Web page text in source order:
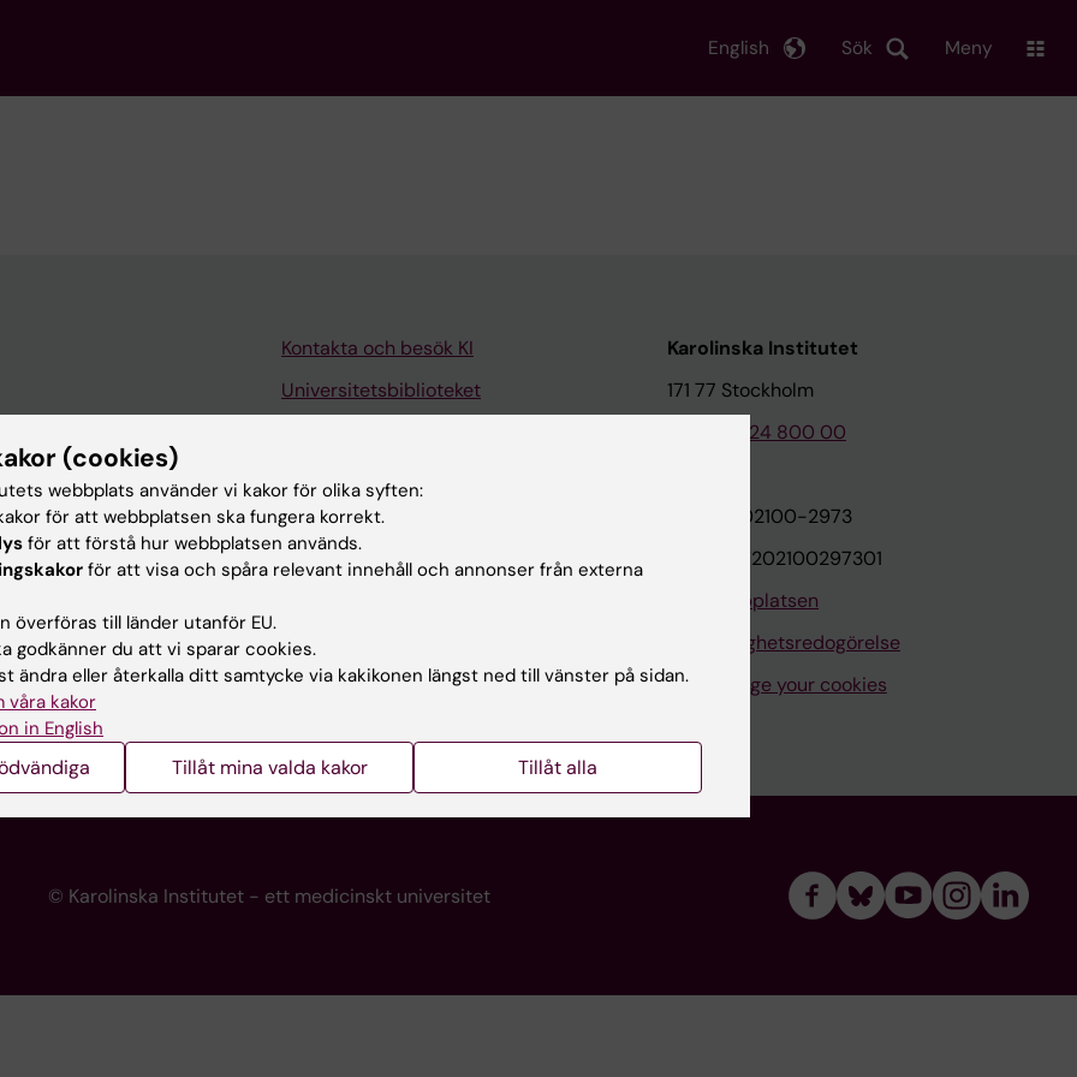
Sök
English Meny
Kontakta och besök KI
Universitetsbiblioteket
Karolinska Institutet Innovation
Kontakta presstjänsten
Karolinska Institutet
171 77 Stockholm
Tel: 08-524 800 00
Org.nr: 202100-2973
VAT.nr: SE202100297301
Om webbplatsen
Tillgänglighetsredogörelse
Manage your cookies
© Karolinska Institutet - ett medicinskt universitet
(cookies)
webbplats använder vi kakor för olika syften:
för att webbplatsen ska fungera korrekt.
för att förstå hur webbplatsen används.
för att visa och spåra relevant innehåll och annonser från externa
överföras till länder utanför EU.
godkänner du att vi sparar cookies.
ändra eller återkalla ditt samtycke via kakikonen längst ned till vänster på sidan.
våra kakor
in English
Tillåt mina valda kakor Tillåt alla